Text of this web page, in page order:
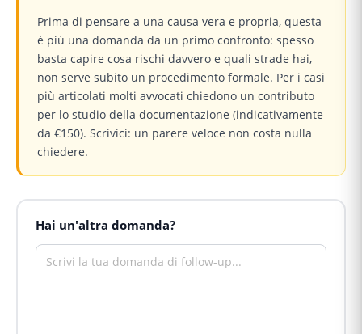
Prima di pensare a una causa vera e propria, questa
è più una domanda da un primo confronto: spesso
basta capire cosa rischi davvero e quali strade hai,
non serve subito un procedimento formale. Per i casi
più articolati molti avvocati chiedono un contributo
per lo studio della documentazione (indicativamente
da €150). Scrivici: un parere veloce non costa nulla
chiedere.
Hai un'altra domanda?